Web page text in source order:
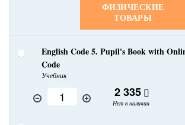
ФИЗИЧЕСКИЕ
ТОВАРЫ
English Code 5. Pupil's Book with
Code
Учебник
2 335
Нет в наличии